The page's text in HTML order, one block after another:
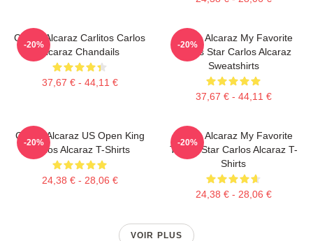
Carlos Alcaraz Carlitos Carlos
Alcaraz Chandails
37,67 € - 44,11 €
-20%
Carlos Alcaraz My Favorite
Tennis Star Carlos Alcaraz
Sweatshirts
37,67 € - 44,11 €
-20%
Carlos Alcaraz US Open King
Carlos Alcaraz T-Shirts
24,38 € - 28,06 €
-20%
Carlos Alcaraz My Favorite
Tennis Star Carlos Alcaraz T-
Shirts
24,38 € - 28,06 €
-20%
VOIR PLUS